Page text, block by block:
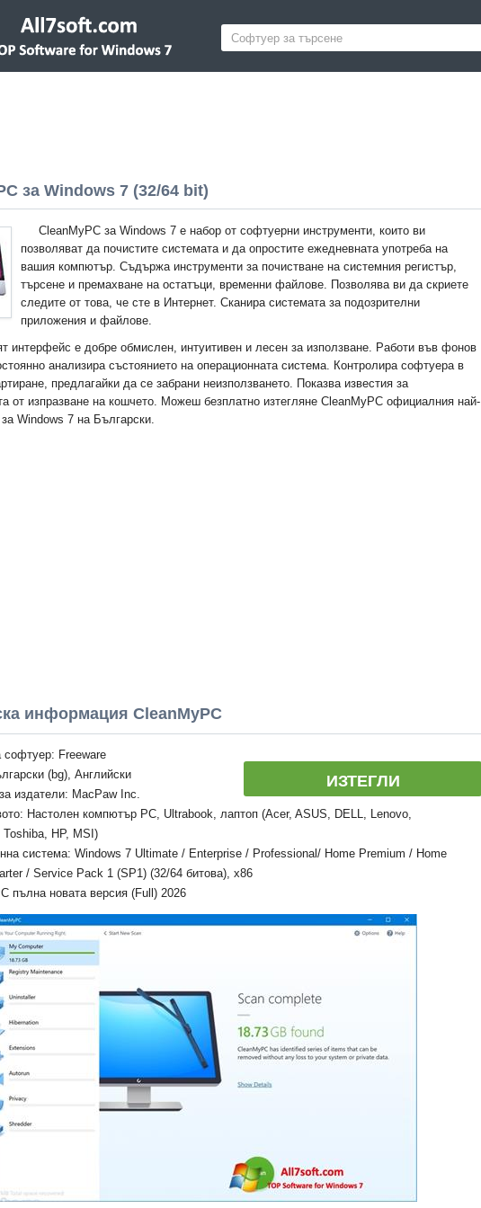
за Windows 7 (32/64 bit)
CleanMyPC за Windows 7 е набор от софтуерни инструменти, които ви
позволяват да почистите системата и да опростите ежедневната употреба на
вашия компютър. Съдържа инструменти за почистване на системния регистър,
търсене и премахване на остатъци, временни файлове. Позволява ви да скриете
следите от това, че сте в Интернет. Сканира системата за подозрителни
приложения и файлове.
интерфейс е добре обмислен, интуитивен и лесен за използване. Работи във фонов
анализира състоянието на операционната система. Контролира софтуера в
предлагайки да се забрани неизползването. Показва известия за
от изпразване на кошчето. Можеш безплатно изтегляне CleanMyPC официалния най-
Windows 7 на Български.
информация CleanMyPC
ИЗТЕГЛИ
софтуер: Freeware
(bg), Английски
издатели: MacPaw Inc.
Настолен компютър PC, Ultrabook, лаптоп (Acer, ASUS, DELL, Lenovo,
HP, MSI)
система: Windows 7 Ultimate / Enterprise / Professional/ Home Premium / Home
/ Service Pack 1 (SP1) (32/64 битова), x86
пълна новата версия (Full) 2026